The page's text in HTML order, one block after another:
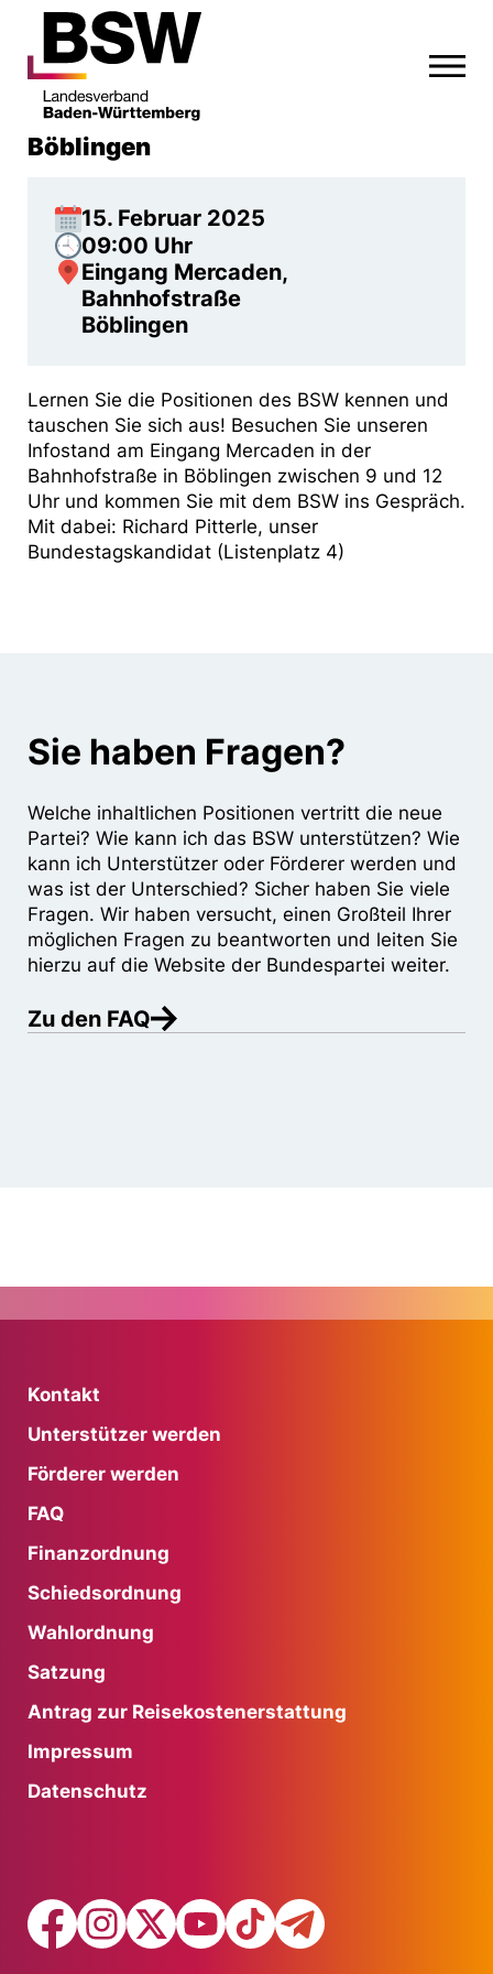
Böblingen
15. Februar 2025
09:00 Uhr
Eingang Mercaden,
Bahnhofstraße
Böblingen
Lernen Sie die Positionen des BSW kennen und
tauschen Sie sich aus! Besuchen Sie unseren
Infostand am Eingang Mercaden in der
Bahnhofstraße in Böblingen zwischen 9 und 12
Uhr und kommen Sie mit dem BSW ins Gespräch.
Mit dabei: Richard Pitterle, unser
Bundestagskandidat (Listenplatz 4)
Sie haben Fragen?
Welche inhaltlichen Positionen vertritt die neue
Partei? Wie kann ich das BSW unterstützen? Wie
kann ich Unterstützer oder Förderer werden und
was ist der Unterschied? Sicher haben Sie viele
Fragen. Wir haben versucht, einen Großteil Ihrer
möglichen Fragen zu beantworten und leiten Sie
hierzu auf die Website der Bundespartei weiter.
Zu den FAQ
Kontakt
Unterstützer werden
Förderer werden
FAQ
Finanzordnung
Schiedsordnung
Wahlordnung
Satzung
Antrag zur Reisekostenerstattung
Impressum
Datenschutz